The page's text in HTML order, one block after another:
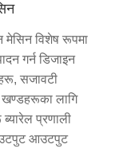
मेसिन विशेष रूपमा
गर्न डिजाइन
सजावटी
लागि
प्रणाली
आउटपुट